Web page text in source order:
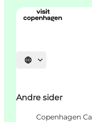
Velg språk
Andre sider
Copenhagen